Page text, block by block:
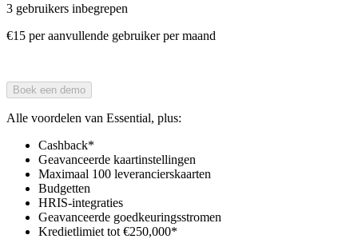
3 gebruikers inbegrepen
€15 per aanvullende gebruiker per maand
Boek een demo
Alle voordelen van Essential, plus:
Cashback*
Geavanceerde kaartinstellingen
Maximaal 100 leverancierskaarten
Budgetten
HRIS-integraties
Geavanceerde goedkeuringsstromen
Kredietlimiet tot €250,000*